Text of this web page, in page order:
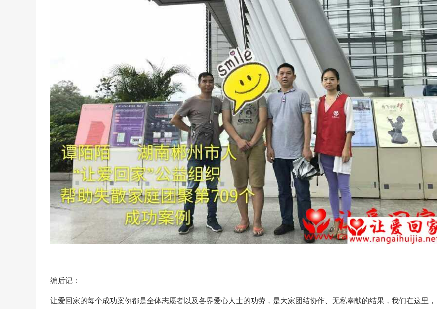
编后记：
让爱回家的每个成功案例都是全体志愿者以及各界爱心人士的功劳，是大家团结协作、无私奉献的结果，我们在这里，